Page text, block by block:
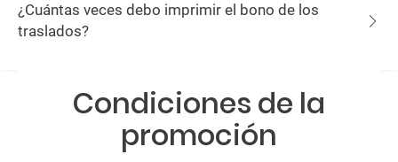
¿Cuántas veces debo imprimir el bono de los
traslados?
Condiciones de la
promoción